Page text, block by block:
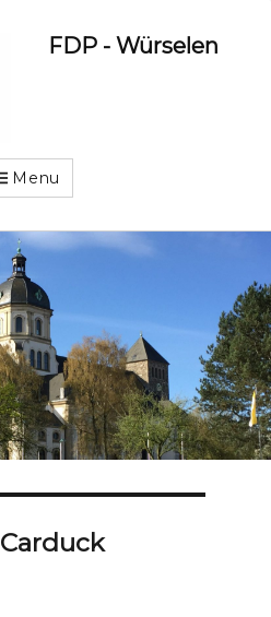
FDP - Würselen
Menu
Carduck